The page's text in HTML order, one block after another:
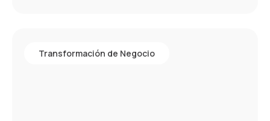
Transformación de Negocio